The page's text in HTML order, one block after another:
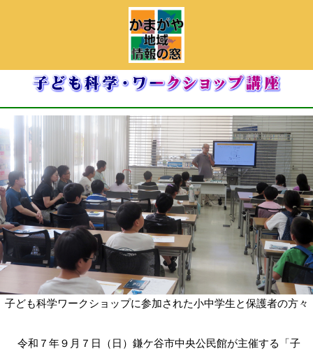
子ども科学ワークショップに参加された小中学生と保護者の方々
令和７年９月７日（日）鎌ケ谷市中央公民館が主催する「子